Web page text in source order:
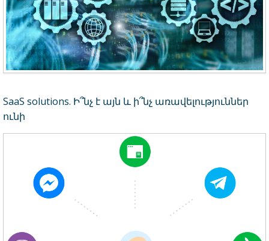
SaaS solutions. Ի՞նչ է այն և ի՞նչ առավելություններ
ունի